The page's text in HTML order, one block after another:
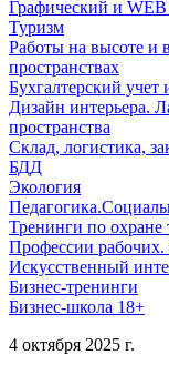
Графический и WEB
Туризм
Работы на высоте и
пространствах
Бухгалтерский учет
Дизайн интерьера.
пространства
Склад, логистика,
БДД
Экология
Тренинги по охране
Профессии рабочих.
Искусственный
Бизнес-тренинги
Бизнес-школа 18+
4 октября 2025 г.